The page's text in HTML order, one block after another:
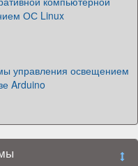
ОС Linux
управления освещением
Arduino